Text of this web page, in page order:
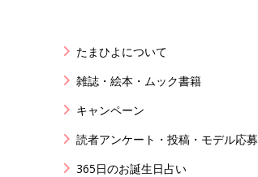
たまひよについて
雑誌・絵本・ムック書籍
キャンペーン
読者アンケート・投稿・モデル応募
365日のお誕生日占い